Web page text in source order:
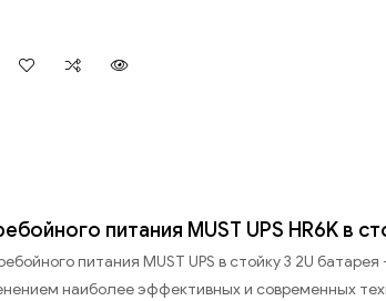
питания MUST UPS HR6K в
питания MUST UPS в стойку 3 2U
наиболее эффективных и современных